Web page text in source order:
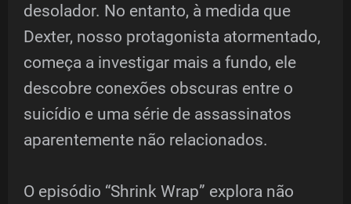
desolador. No entanto, à medida que
Dexter, nosso protagonista atormentado,
começa a investigar mais a fundo, ele
descobre conexões obscuras entre o
suicídio e uma série de assassinatos
aparentemente não relacionados.
O episódio “Shrink Wrap” explora não